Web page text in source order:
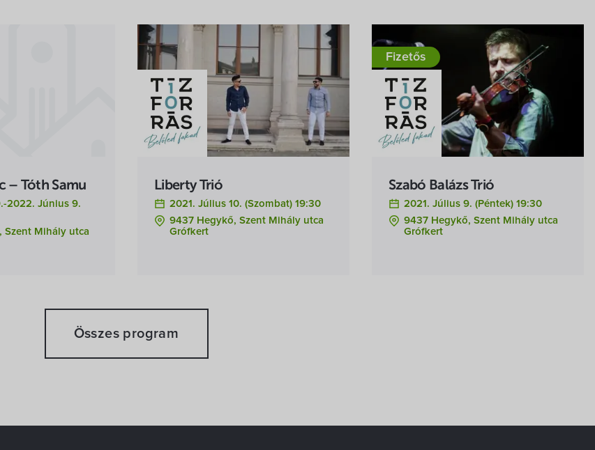
– Tóth Samu
2022. Június 9.
Szent Mihály utca
Liberty Trió
2021. Július 10. (szombat) 19:30
9437 Hegykő, Szent Mihály utca
Grófkert
Fizetős
Szabó Balázs Trió
2021. Július 9. (péntek) 19:30
9437 Hegykő, Szent Mihály utca
Grófkert
Összes program